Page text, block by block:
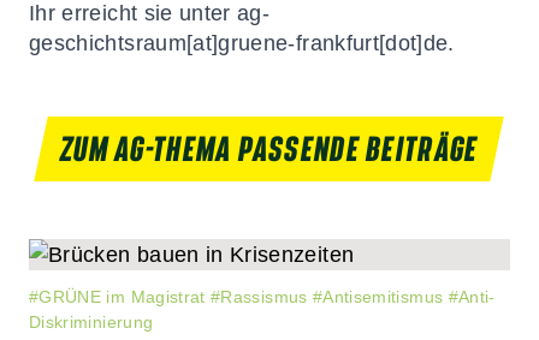
Ihr erreicht sie unter ag-
geschichtsraum[at]gruene-frankfurt[dot]de.
ZUM AG-THEMA PASSENDE BEITRÄGE
#GRÜNE im Magistrat #Rassismus #Antisemitismus #Anti-
Diskriminierung